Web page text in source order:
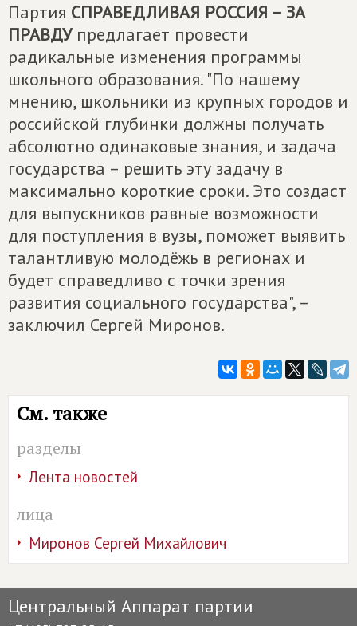
Партия СПРАВЕДЛИВАЯ РОССИЯ – ЗА
ПРАВДУпредлагает провести
радикальные изменения программы
школьного образования. "По нашему
мнению, школьники из крупных городов и
российской глубинки должны получать
абсолютно одинаковые знания, и задача
государства – решить эту задачу в
максимально короткие сроки. Это создаст
для выпускников равные возможности
для поступления в вузы, поможет выявить
талантливую молодёжь в регионах и
будет справедливо с точки зрения
развития социального государства", –
заключил Сергей Миронов.
См. также
разделы
Лента новостей
лица
Миронов Сергей Михайлович
Центральный Аппарат партии